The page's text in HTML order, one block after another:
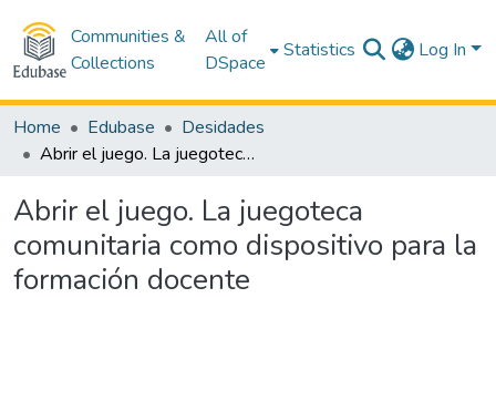
Communities &
Collections
All of
DSpace
Statistics Log In
Home Edubase
Desidades
Abrir el juego. La juegoteca comunitaria como dispositivo para la formación docente
Abrir el juego. La juegoteca
comunitaria como dispositivo para la
formación docente